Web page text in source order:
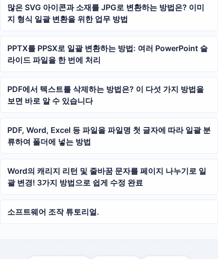
많은 SVG 아이콘과 소재를 JPG로 변환하는 방법은? 이미
지 형식 일괄 변환을 위한 업무 방법
PPTX를 PPSX로 일괄 변환하는 방법: 여러 PowerPoint 슬
라이드 파일을 한 번에 처리
PDF에서 텍스트를 삭제하는 방법은? 이 다섯 가지 방법을
보면 바로 알 수 있습니다
PDF, Word, Excel 등 파일을 파일명 첫 글자에 따라 일괄 분
류하여 폴더에 넣는 방법
Word의 캐리지 리턴 및 줄바꿈 문자를 페이지 나누기로 일
괄 변경! 3가지 방법으로 쉽게 수정 완료
소프트웨어 조작 튜토리얼.